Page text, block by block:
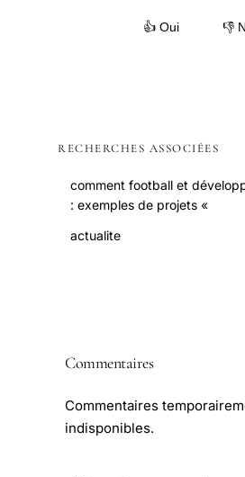
👍 Oui 👎
RECHERCHES ASSOCIÉES
comment football et
: exemples de projets «
actualite
Commentaires
Commentaires
indisponibles.